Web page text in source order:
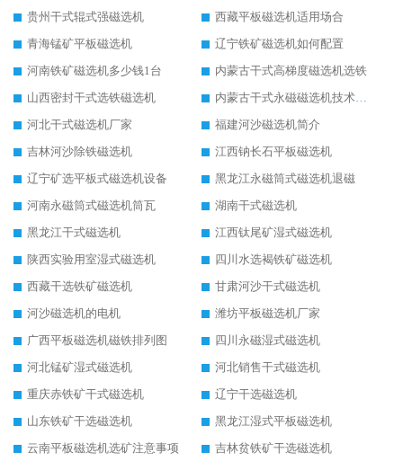
贵州干式辊式强磁选机
西藏平板磁选机适用场合
青海锰矿平板磁选机
辽宁铁矿磁选机如何配置
河南铁矿磁选机多少钱1台
内蒙古干式高梯度磁选机选铁
山西密封干式选铁磁选机
内蒙古干式永磁磁选机技术要求
河北干式磁选机厂家
福建河沙磁选机简介
吉林河沙除铁磁选机
江西钠长石平板磁选机
辽宁矿选平板式磁选机设备
黑龙江永磁筒式磁选机退磁
河南永磁筒式磁选机筒瓦
湖南干式磁选机
黑龙江干式磁选机
江西钛尾矿湿式磁选机
陕西实验用室湿式磁选机
四川水选褐铁矿磁选机
西藏干选铁矿磁选机
甘肃河沙干式磁选机
河沙磁选机的电机
潍坊平板磁选机厂家
广西平板磁选机磁铁排列图
四川永磁湿式磁选机
河北锰矿湿式磁选机
河北销售干式磁选机
重庆赤铁矿干式磁选机
辽宁干选磁选机
山东铁矿干选磁选机
黑龙江湿式平板磁选机
云南平板磁选机选矿注意事项
吉林贫铁矿干选磁选机